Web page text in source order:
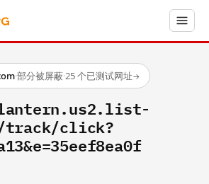
·部分被屏蔽·25 个已测试网址→
track/click?